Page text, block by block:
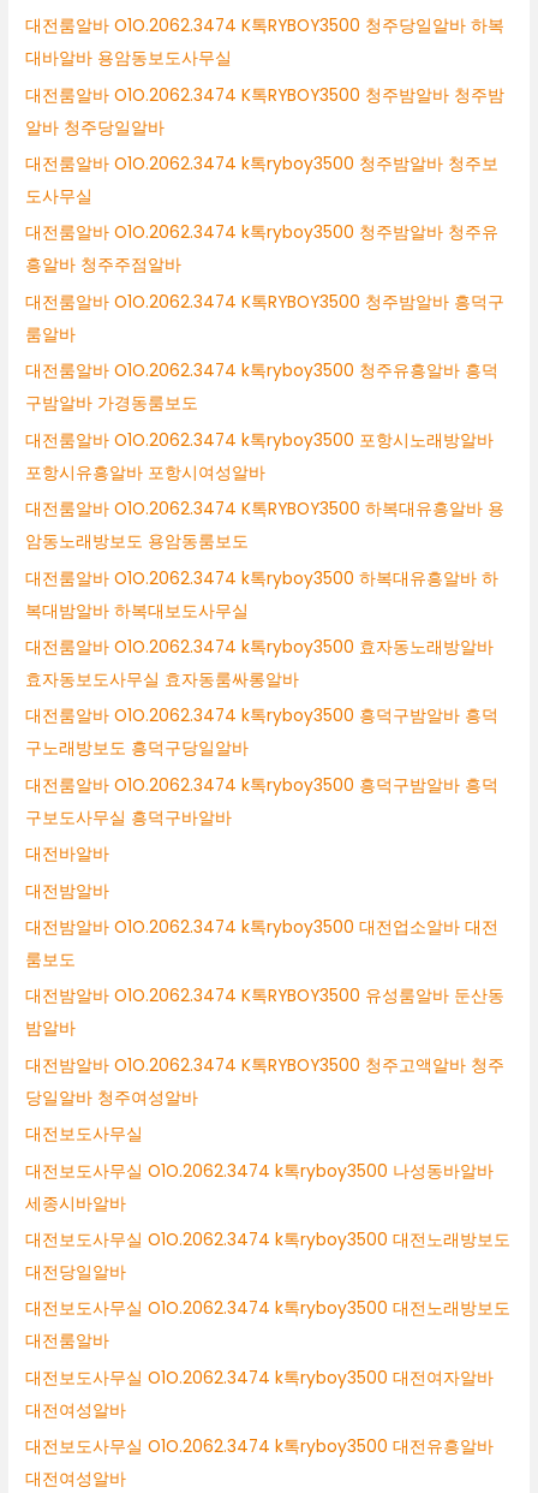
대전룸알바 O1O.2062.3474 K톡RYBOY3500 청주당일알바 하복
대바알바 용암동보도사무실
대전룸알바 O1O.2062.3474 K톡RYBOY3500 청주밤알바 청주밤
알바 청주당일알바
대전룸알바 O1O.2062.3474 k톡ryboy3500 청주밤알바 청주보
도사무실
대전룸알바 O1O.2062.3474 k톡ryboy3500 청주밤알바 청주유
흥알바 청주주점알바
대전룸알바 O1O.2062.3474 K톡RYBOY3500 청주밤알바 흥덕구
룸알바
대전룸알바 O1O.2062.3474 k톡ryboy3500 청주유흥알바 흥덕
구밤알바 가경동룸보도
대전룸알바 O1O.2062.3474 k톡ryboy3500 포항시노래방알바
포항시유흥알바 포항시여성알바
대전룸알바 O1O.2062.3474 K톡RYBOY3500 하복대유흥알바 용
암동노래방보도 용암동룸보도
대전룸알바 O1O.2062.3474 k톡ryboy3500 하복대유흥알바 하
복대밤알바 하복대보도사무실
대전룸알바 O1O.2062.3474 k톡ryboy3500 효자동노래방알바
효자동보도사무실 효자동룸싸롱알바
대전룸알바 O1O.2062.3474 k톡ryboy3500 흥덕구밤알바 흥덕
구노래방보도 흥덕구당일알바
대전룸알바 O1O.2062.3474 k톡ryboy3500 흥덕구밤알바 흥덕
구보도사무실 흥덕구바알바
대전바알바
대전밤알바
대전밤알바 O1O.2062.3474 k톡ryboy3500 대전업소알바 대전
룸보도
대전밤알바 O1O.2062.3474 K톡RYBOY3500 유성룸알바 둔산동
밤알바
대전밤알바 O1O.2062.3474 K톡RYBOY3500 청주고액알바 청주
당일알바 청주여성알바
대전보도사무실
대전보도사무실 O1O.2062.3474 k톡ryboy3500 나성동바알바
세종시바알바
대전보도사무실 O1O.2062.3474 k톡ryboy3500 대전노래방보도
대전당일알바
대전보도사무실 O1O.2062.3474 k톡ryboy3500 대전노래방보도
대전룸알바
대전보도사무실 O1O.2062.3474 k톡ryboy3500 대전여자알바
대전여성알바
대전보도사무실 O1O.2062.3474 k톡ryboy3500 대전유흥알바
대전여성알바